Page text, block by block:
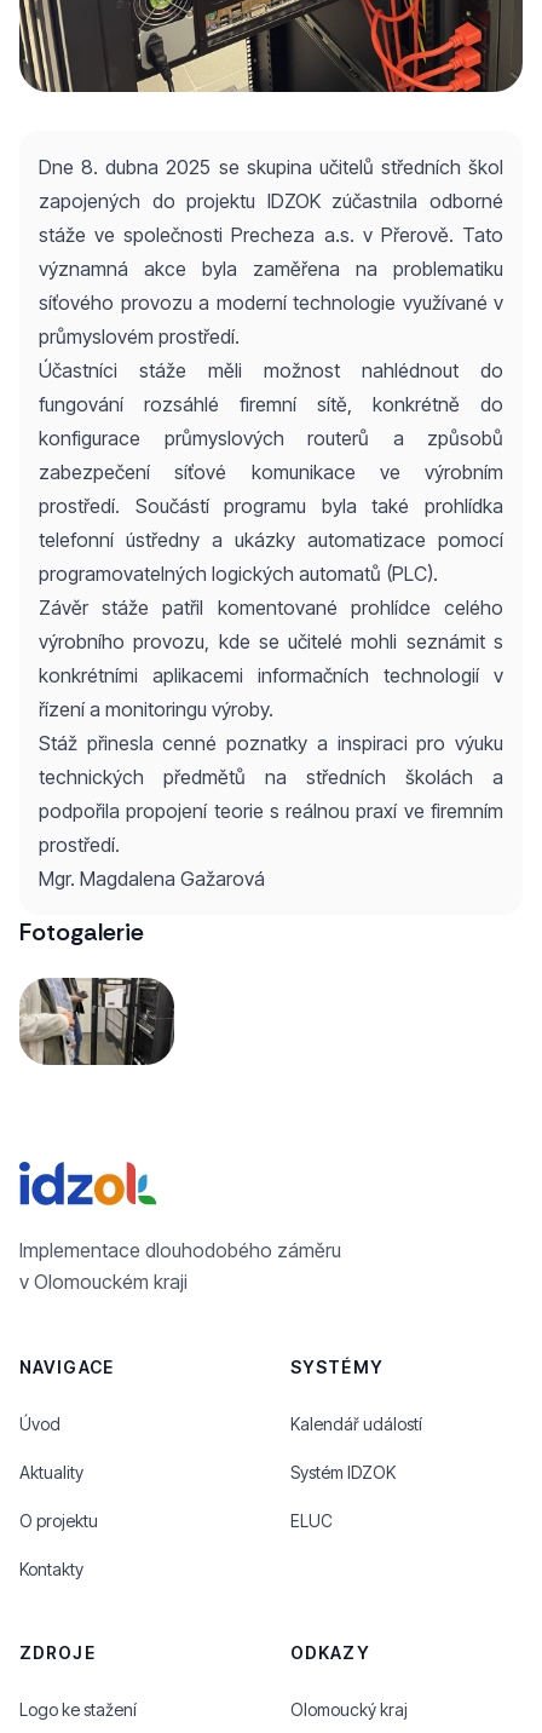
Dne 8. dubna 2025 se skupina učitelů středních škol
zapojených do projektu IDZOK zúčastnila odborné
stáže ve společnosti Precheza a.s. v Přerově. Tato
významná akce byla zaměřena na problematiku
síťového provozu a moderní technologie využívané v
průmyslovém prostředí.
Účastníci stáže měli možnost nahlédnout do
fungování rozsáhlé firemní sítě, konkrétně do
konfigurace průmyslových routerů a způsobů
zabezpečení síťové komunikace ve výrobním
prostředí. Součástí programu byla také prohlídka
telefonní ústředny a ukázky automatizace pomocí
programovatelných logických automatů (PLC).
Závěr stáže patřil komentované prohlídce celého
výrobního provozu, kde se učitelé mohli seznámit s
konkrétními aplikacemi informačních technologií v
řízení a monitoringu výroby.
Stáž přinesla cenné poznatky a inspiraci pro výuku
technických předmětů na středních školách a
podpořila propojení teorie s reálnou praxí ve firemním
prostředí.
Mgr. Magdalena Gažarová
Fotogalerie
Implementace dlouhodobého záměru
v Olomouckém kraji
NAVIGACE
Úvod
Aktuality
O projektu
Kontakty
SYSTÉMY
Kalendář událostí
Systém IDZOK
ELUC
ZDROJE
Logo ke stažení
ODKAZY
Olomoucký kraj